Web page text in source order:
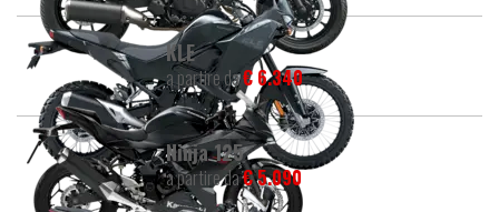
KLE
a partire da€ 6.340
Ninja 125
a partire da€ 5.090